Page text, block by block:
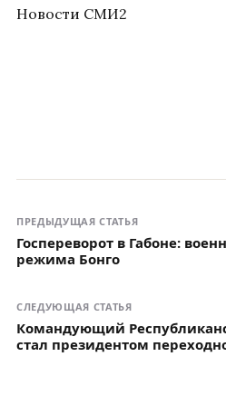
Новости СМИ2
ПРЕДЫДУЩАЯ СТАТЬЯ
Госпереворот в Габоне:
режима Бонго
СЛЕДУЮЩАЯ СТАТЬЯ
Командующий
стал президентом